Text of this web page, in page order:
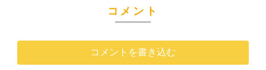
コメント
コメントを書き込む